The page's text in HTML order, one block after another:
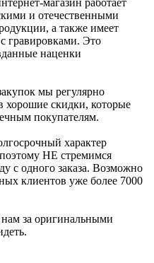
магазин работает
и отечественными
а также имеет
гравировками. Это
наценки
мы регулярно
хорошие скидки, которые
покупателям.
характер
НЕ стремимся
с одного заказа. Возможно
клиентов уже более 7000
за оригинальными